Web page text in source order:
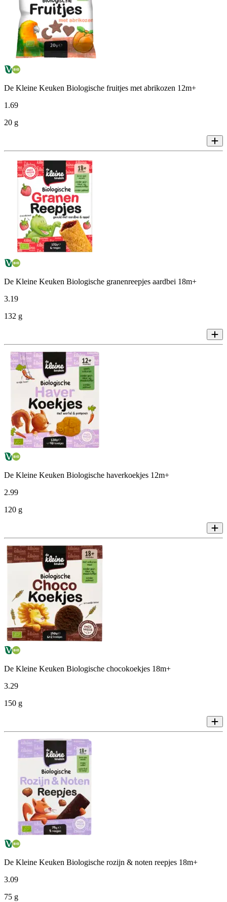
De Kleine Keuken Biologische fruitjes met abrikozen 12m+
1.69
20 g
De Kleine Keuken Biologische granenreepjes aardbei 18m+
3.19
132 g
De Kleine Keuken Biologische haverkoekjes 12m+
2.99
120 g
De Kleine Keuken Biologische chocokoekjes 18m+
3.29
150 g
De Kleine Keuken Biologische rozijn & noten reepjes 18m+
3.09
75 g